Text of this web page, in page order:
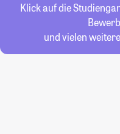
Klick auf die
und vielen